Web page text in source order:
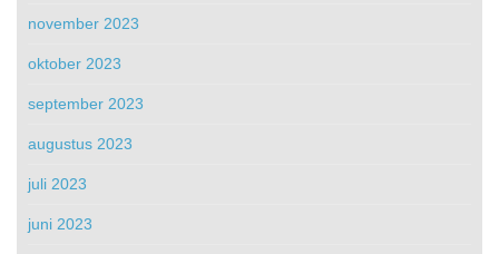
november 2023
oktober 2023
september 2023
augustus 2023
juli 2023
juni 2023